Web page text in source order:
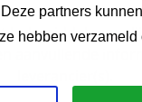
partners
hebben
hulpmiddel